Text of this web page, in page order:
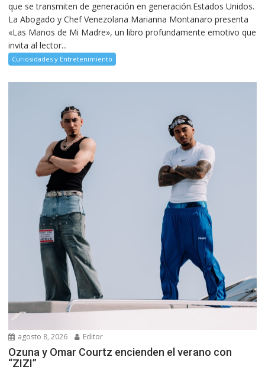
que se transmiten de generación en generación.Estados Unidos.
La Abogado y Chef Venezolana Marianna Montanaro presenta
«Las Manos de Mi Madre», un libro profundamente emotivo que
invita al lector...
Curiosidades y Entretenimiento
agosto 8, 2026 Editor
Ozuna y Omar Courtz encienden el verano con
“ZIZI”